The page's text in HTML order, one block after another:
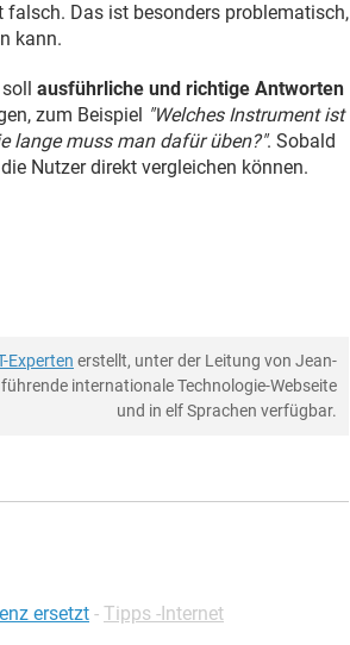
Das ist besonders problematisch,
kann.
ausführliche und richtige Antworten
zum Beispiel "Welches Instrument ist
lange muss man dafür üben?". Sobald
Nutzer direkt vergleichen können.
Experten erstellt, unter der Leitung von Jean-
internationale Technologie-Webseite
und in elf Sprachen verfügbar.
ersetzt - Tipps -Internet